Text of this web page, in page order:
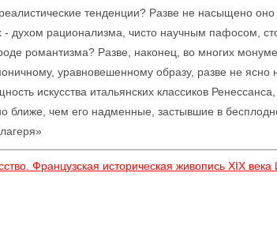
тенденции? Разве не насыщено оно
- духом рационализма, чисто научным пафосом,
романтизма? Разве, наконец, во многих
уравновешенному образу, разве не ясно
искусства итальянских классиков
ближе, чем его надменные, застывшие в
Французская историческая живопись XIX